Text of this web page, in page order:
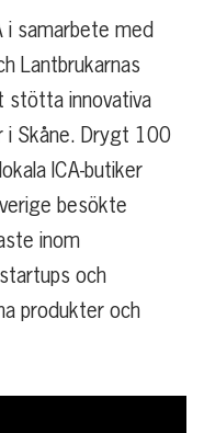
i samarbete med
Lantbrukarnas
stötta innovativa
i Skåne. Drygt 100
ICA-butiker
besökte
inom
och
produkter och